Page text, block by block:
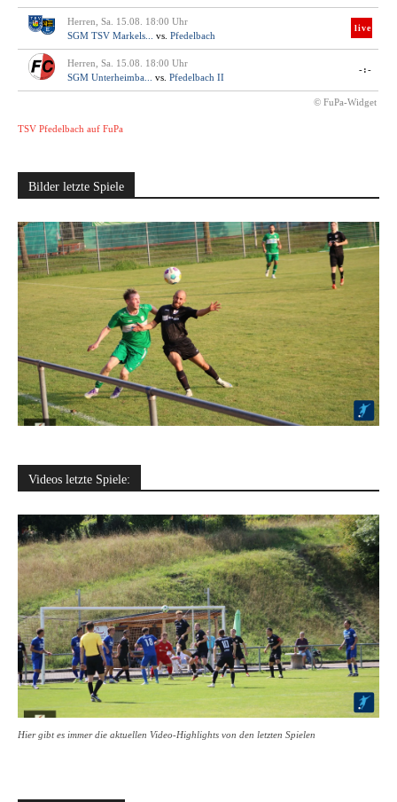
Herren, Sa. 15.08. 18:00 Uhr
SGM TSV Markels...
vs. Pfedelbach
live
Herren, Sa. 15.08. 18:00 Uhr
SGM Unterheimba...
vs. Pfedelbach II
-:-
© FuPa-Widget
TSV Pfedelbach auf FuPa
Bilder letzte Spiele
Videos letzte Spiele:
Hier gibt es immer die aktuellen Video-Highlights von den letzten Spielen